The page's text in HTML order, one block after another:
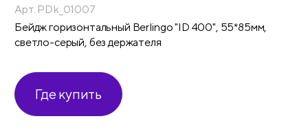
Арт. PDk_01007
Бейдж горизонтальный Berlingo "ID 400", 55*85мм,
светло-серый, без держателя
Где купить